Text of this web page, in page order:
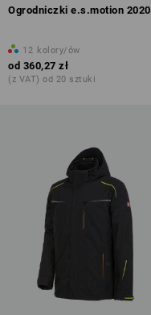
Ogrodniczki e.s.motion 2020
12 kolory/ów
od 360,27 zł
(z VAT) od 20 sztuki